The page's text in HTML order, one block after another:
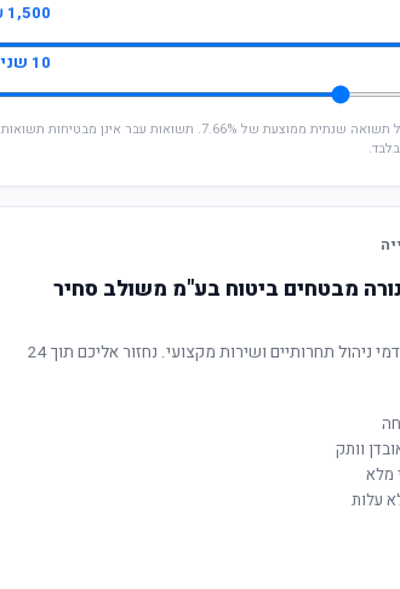
1,500 ₪
10 שנים
* החישוב מבוסס על תשואה שנתית ממוצעת של 7.66%. תשואות עבר אינן מבטיחות תשואות
מבטחים ביטוח בע"מ משולב סחיר
תשואה מוכחת, דמי ניהול תחרותיים ושירות מקצועי. נחזור אליכם תוך 24
וותק
מלא
עלות